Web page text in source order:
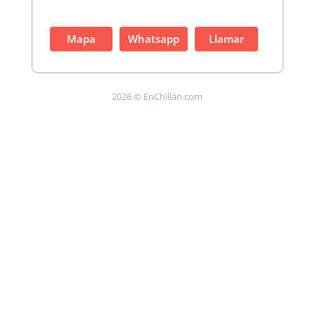
Mapa Whatsapp Llamar
2026 © EnChillán.com